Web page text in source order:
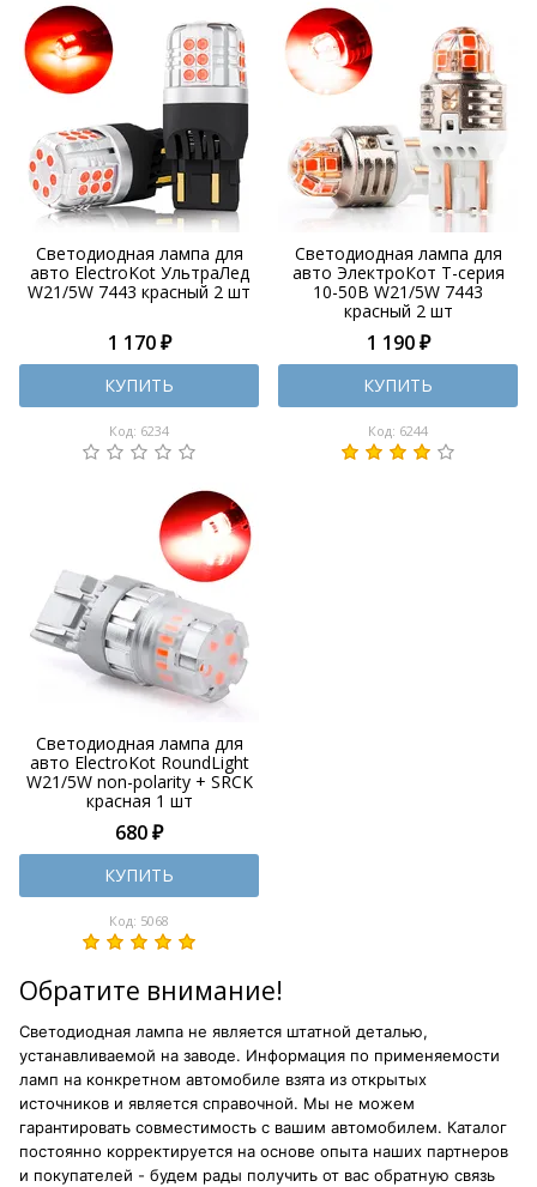
Светодиодная лампа для
авто ElectroKot УльтраЛед
W21/5W 7443 красный 2 шт
1 170 ₽
КУПИТЬ
Код: 6234
Светодиодная лампа для
авто ЭлектроКот Т-серия
10-50В W21/5W 7443
красный 2 шт
1 190 ₽
КУПИТЬ
Код: 6244
Светодиодная лампа для
авто ElectroKot RoundLight
W21/5W non-polarity + SRCK
красная 1 шт
680 ₽
КУПИТЬ
Код: 5068
Обратите внимание!
Светодиодная лампа не является штатной деталью,
устанавливаемой на заводе. Информация по применяемости
ламп на конкретном автомобиле взята из открытых
источников и является справочной. Мы не можем
гарантировать совместимость с вашим автомобилем. Каталог
постоянно корректируется на основе опыта наших партнеров
и покупателей - будем рады получить от вас обратную связь